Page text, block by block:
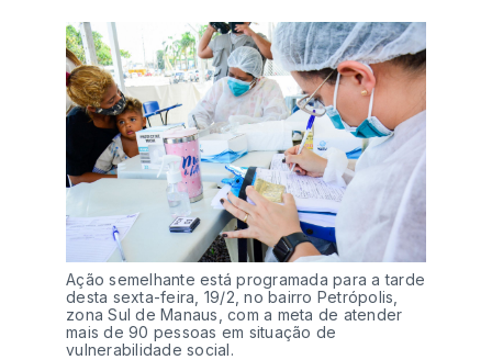
Ação semelhante está programada para a tarde
desta sexta-feira, 19/2, no bairro Petrópolis,
zona Sul de Manaus, com a meta de atender
mais de 90 pessoas em situação de
vulnerabilidade social.